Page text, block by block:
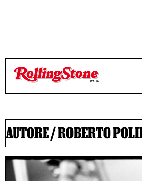
AUTORE /ROBERTO